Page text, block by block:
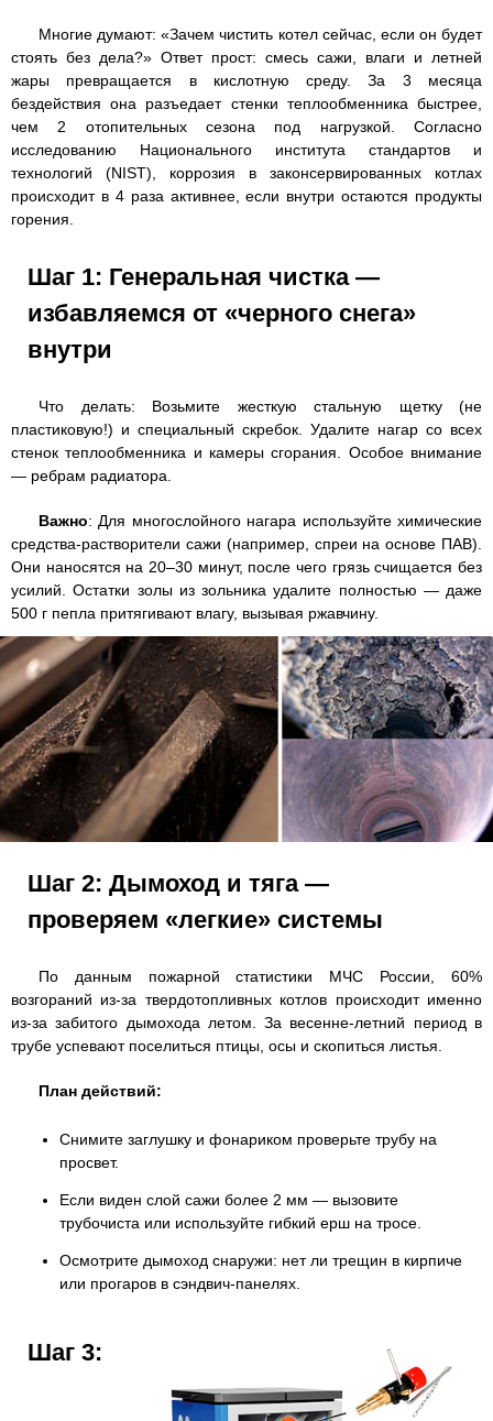
Многие думают: «Зачем чистить котел сейчас, если он будет
стоять без дела?» Ответ прост: смесь сажи, влаги и летней
жары превращается в кислотную среду. За 3 месяца
бездействия она разъедает стенки теплообменника быстрее,
чем 2 отопительных сезона под нагрузкой. Согласно
исследованию Национального института стандартов и
технологий (NIST), коррозия в законсервированных котлах
происходит в 4 раза активнее, если внутри остаются продукты
горения.
Шаг 1: Генеральная чистка —
избавляемся от «черного снега»
внутри
Что делать: Возьмите жесткую стальную щетку (не
пластиковую!) и специальный скребок. Удалите нагар со всех
стенок теплообменника и камеры сгорания. Особое внимание
— ребрам радиатора.
Важно: Для многослойного нагара используйте химические
средства-растворители сажи (например, спреи на основе ПАВ).
Они наносятся на 20–30 минут, после чего грязь счищается без
усилий. Остатки золы из зольника удалите полностью — даже
500 г пепла притягивают влагу, вызывая ржавчину.
Шаг 2: Дымоход и тяга —
проверяем «легкие» системы
По данным пожарной статистики МЧС России, 60%
возгораний из-за твердотопливных котлов происходит именно
из-за забитого дымохода летом. За весенне-летний период в
трубе успевают поселиться птицы, осы и скопиться листья.
План действий:
Снимите заглушку и фонариком проверьте трубу на
просвет.
Если виден слой сажи более 2 мм — вызовите
трубочиста или используйте гибкий ерш на тросе.
Осмотрите дымоход снаружи: нет ли трещин в кирпиче
или прогаров в сэндвич-панелях.
Шаг 3: